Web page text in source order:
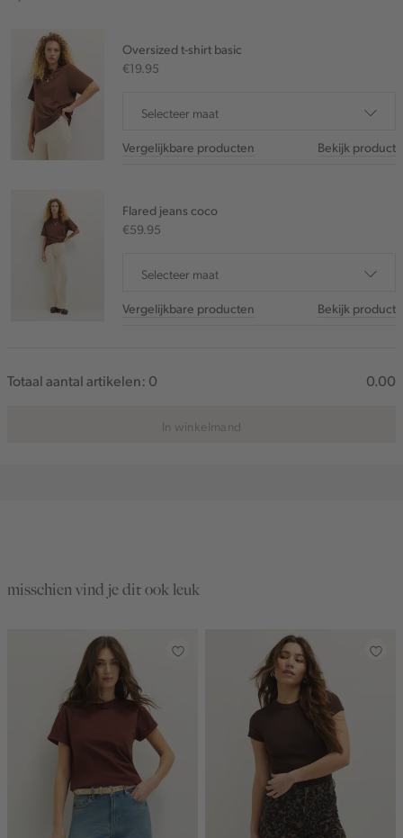
Oversized t-shirt basic
€19.95
Selecteer maat
Vergelijkbare producten Bekijk product
Flared jeans coco
€59.95
Selecteer maat
Vergelijkbare producten Bekijk product
Totaal aantal artikelen: 0 0.00
In winkelmand
misschien vind je dit ook leuk